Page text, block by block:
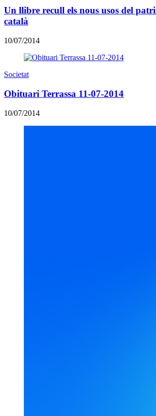
Un llibre recull els nous usos del
català
10/07/2014
Societat
Obituari Terrassa 11-07-2014
10/07/2014